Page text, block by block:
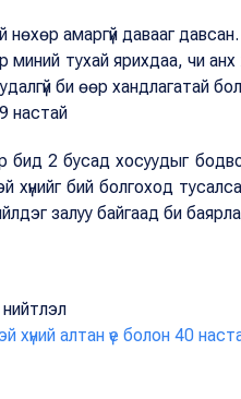
нөхөр амаргүй давааг
миний тухай ярихдаа, чи анх
би өөр хандлагатай
настай
бид 2 бусад хосуудыг
хүнийг бий болгоход
залуу байгаад би
хүний алтан үе болон 40